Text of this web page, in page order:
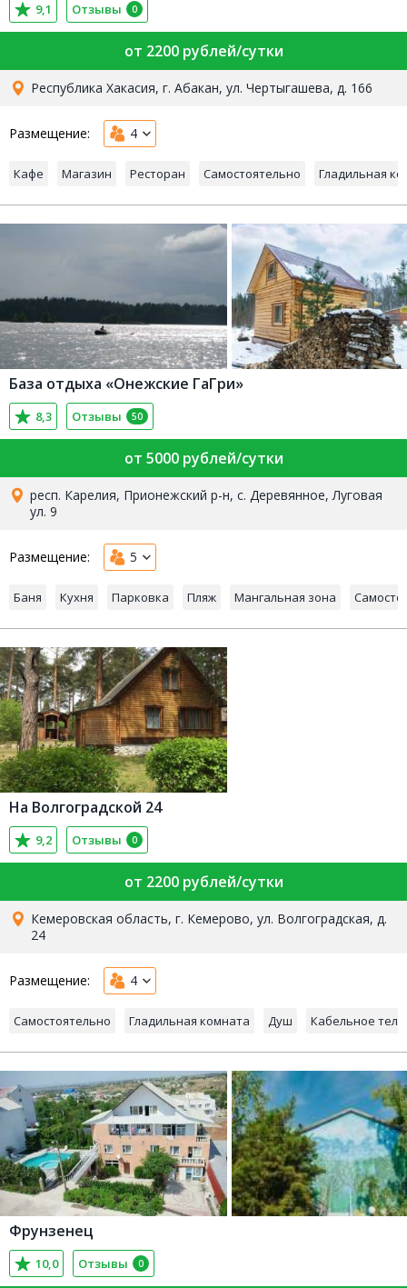
9,1 Отзывы 0
от 2200 рублей/сутки
Республика Хакасия, г. Абакан, ул. Чертыгашева, д. 166
Размещение: 4
Кафе Магазин Ресторан Самостоятельно Гладильная
База отдыха «Онежские ГаГри»
8,3 Отзывы 50
от 5000 рублей/сутки
респ. Карелия, Прионежский р-н, с. Деревянное, Луговая
ул. 9
Размещение: 5
Баня Кухня Парковка Пляж Мангальная зона
На Волгоградской 24
9,2 Отзывы 0
от 2200 рублей/сутки
Кемеровская область, г. Кемерово, ул. Волгоградская, д.
24
Размещение: 4
Самостоятельно Гладильная комната Душ Кабельное
Фрунзенец
10,0 Отзывы 0